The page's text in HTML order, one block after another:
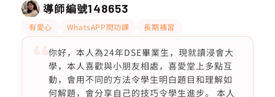
導師編號148653
有愛心 WhatsAPP問功課 長期補習
你好，本人為24年DSE畢業生，現就讀浸會大
學，本人喜歡與小朋友相處，喜愛堂上多點互
動，會用不同的方法令學生明白題目和理解如
何解題，會分享自己的技巧令學生進步。 本人